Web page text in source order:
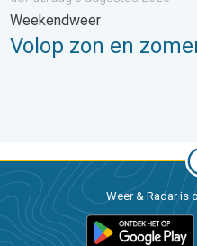
Weekendweer
Volop zon en
Weer & Radar is